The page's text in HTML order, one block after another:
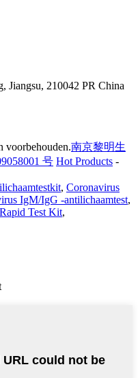
Jiangsu, 210042 PR China
voorbehouden.南京黎明生
号 Hot Products -
, Coronavirus
IgM/IgG -antilichaamtest,
Test Kit,